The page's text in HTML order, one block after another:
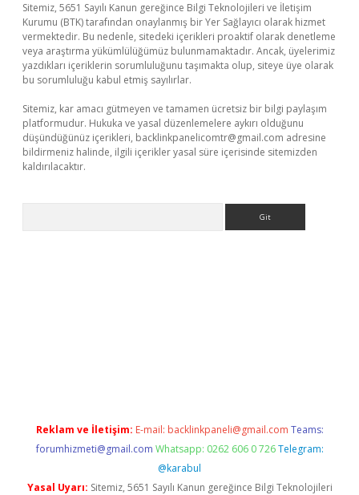
Sitemiz, 5651 Sayılı Kanun gereğince Bilgi Teknolojileri ve İletişim
Kurumu (BTK) tarafından onaylanmış bir Yer Sağlayıcı olarak hizmet
vermektedir. Bu nedenle, sitedeki içerikleri proaktif olarak denetleme
veya araştırma yükümlülüğümüz bulunmamaktadır. Ancak, üyelerimiz
yazdıkları içeriklerin sorumluluğunu taşımakta olup, siteye üye olarak
bu sorumluluğu kabul etmiş sayılırlar.
Sitemiz, kar amacı gütmeyen ve tamamen ücretsiz bir bilgi paylaşım
platformudur. Hukuka ve yasal düzenlemelere aykırı olduğunu
düşündüğünüz içerikleri, backlinkpanelicomtr@gmail.com adresine
bildirmeniz halinde, ilgili içerikler yasal süre içerisinde sitemizden
kaldırılacaktır.
Reklam ve İletişim: E-mail: backlinkpaneli@gmail.com Teams:
forumhizmeti@gmail.com Whatsapp: 0262 606 0 726 Telegram:
@karabul
Yasal Uyarı: Sitemiz, 5651 Sayılı Kanun gereğince Bilgi Teknolojileri